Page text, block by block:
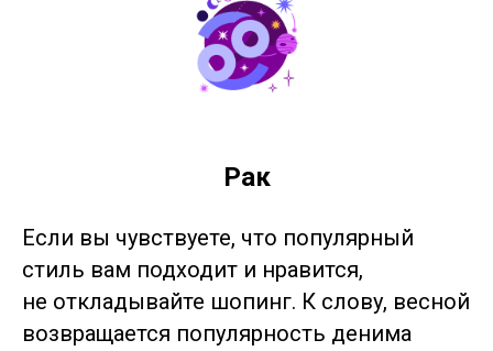
Рак
Если вы чувствуете, что популярный
стиль вам подходит и нравится,
не откладывайте шопинг. К слову, весной
возвращается популярность денима